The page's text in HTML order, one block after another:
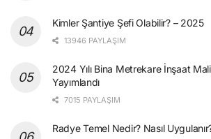
Kimler Şantiye Şefi Olabilir? – 2025
13946 PAYLAŞIM
2024 Yılı Bina Metrekare İnşaat
Yayımlandı
7015 PAYLAŞIM
Radye Temel Nedir? Nasıl